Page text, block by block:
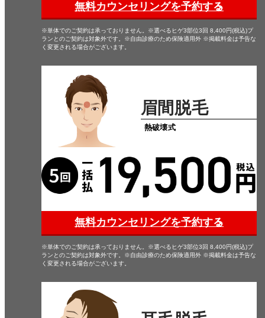
無料カウンセリングを予約する
※単体でのご契約は承っておりません。※選べるヒゲ3部位3回 8,400円(税込)プ
ランとのご契約は対象外です。※自由診療のため保険適用外 ※掲載料金は予告な
く変更される場合がございます。
眉間脱毛
熱破壊式
無料カウンセリングを予約する
※単体でのご契約は承っておりません。※選べるヒゲ3部位3回 8,400円(税込)プ
ランとのご契約は対象外です。※自由診療のため保険適用外 ※掲載料金は予告な
く変更される場合がございます。